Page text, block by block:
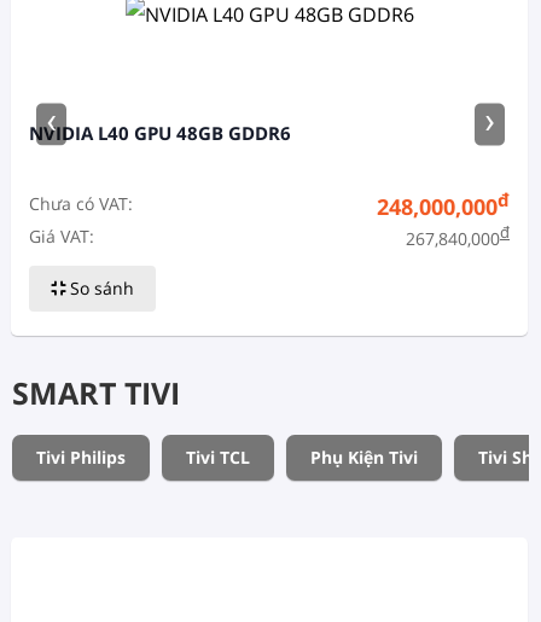
NVIDIA L40 GPU 48GB GDDR6
Chưa có VAT: 248,000,000đ
Giá VAT: 267,840,000đ
So sánh
‹ ›
SMART TIVI
Tivi Philips Tivi TCL Phụ Kiện Tivi Tivi